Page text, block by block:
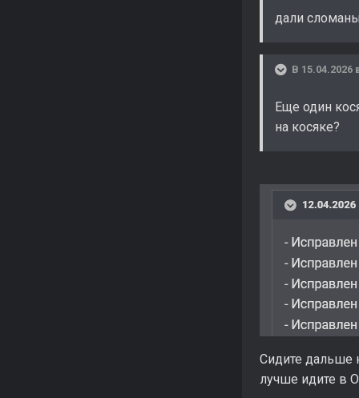
дали
В 15.04.2026
Еще один
на косяке?
Сидите дальше
лучше идите в